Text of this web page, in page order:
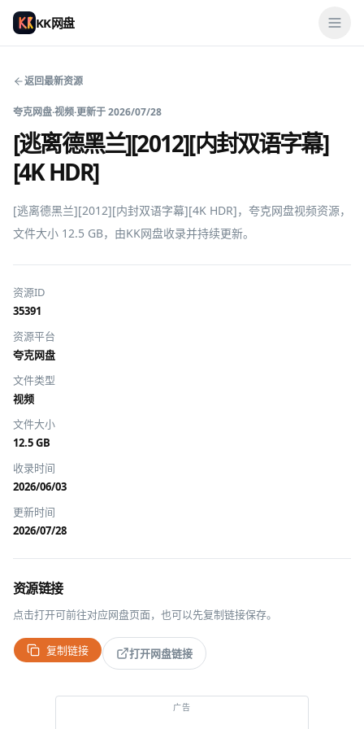
KK网盘
返回最新资源
夸克网盘·视频·更新于2026/07/28
[逃离德黑兰][2012][内封双语字幕]
[4K HDR]
[逃离德黑兰][2012][内封双语字幕][4K HDR]，夸克网盘视频资源，
文件大小 12.5 GB，由KK网盘收录并持续更新。
资源ID
35391
资源平台
夸克网盘
文件类型
视频
文件大小
12.5 GB
收录时间
2026/06/03
更新时间
2026/07/28
资源链接
点击打开可前往对应网盘页面，也可以先复制链接保存。
复制链接 打开网盘链接
广告